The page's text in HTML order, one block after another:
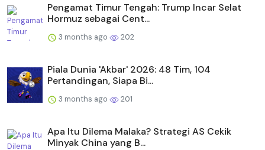
Pengamat Timur Tengah: Trump Incar Selat
Hormuz sebagai Cent...
3 months ago 202
Piala Dunia 'Akbar' 2026: 48 Tim, 104
Pertandingan, Siapa Bi...
3 months ago 201
Apa Itu Dilema Malaka? Strategi AS Cekik
Minyak China yang B...